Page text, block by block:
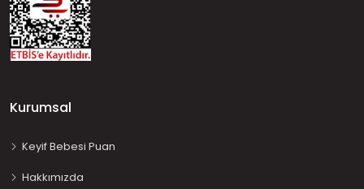
Kurumsal
Keyif Bebesi Puan
Hakkımızda